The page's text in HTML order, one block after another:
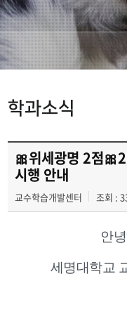
학과소식
🎀위세광명 2점
시행 안내
교수학습개발센터 조회 :
안
세명대학교